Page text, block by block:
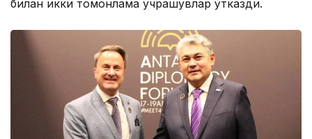
билан икки томонлама учрашувлар ўтказди.